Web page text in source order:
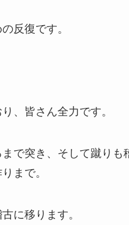
反復です。
、皆さん全力です。
で突き、そして蹴りも
まで。
に移ります。